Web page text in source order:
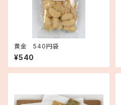
黄金 540円袋
¥540